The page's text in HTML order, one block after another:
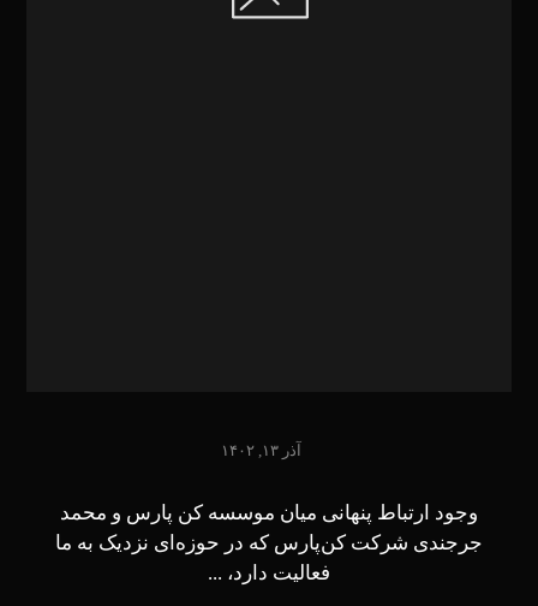
آذر ۱۳, ۱۴۰۲
وجود ارتباط پنهانی میان موسسه کن پارس و محمد
جرجندی شرکت کن‌پارس که در حوزه‌ای نزدیک به ما
فعالیت دارد، ...